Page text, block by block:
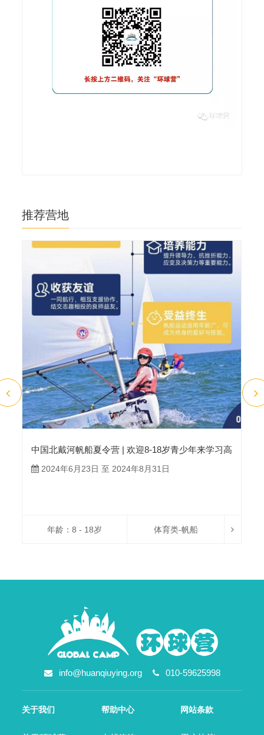
推荐营地
中国北戴河帆船夏令营 | 欢迎8-18岁青少年来学习高
2024年6月23日 至 2024年8月31日
年龄：8 - 18岁 体育类-帆船
info@huanqiuying.org 010-59625998
关于我们 帮助中心 网站条款